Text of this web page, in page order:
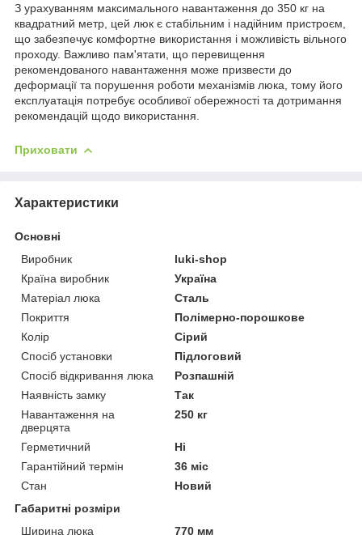
З урахуванням максимального навантаження до 350 кг на
квадратний метр, цей люк є стабільним і надійним пристроєм,
що забезпечує комфортне використання і можливість вільного
проходу. Важливо пам'ятати, що перевищення
рекомендованого навантаження може призвести до
деформації та порушення роботи механізмів люка, тому його
експлуатація потребує особливої обережності та дотримання
рекомендацій щодо використання.
Приховати
Характеристики
Основні
Виробник
luki-shop
Країна виробник
Україна
Матеріал люка
Сталь
Покриття
Полімерно-порошкове
Колір
Сірий
Спосіб установки
Підлоговий
Спосіб відкривання люка
Розпашній
Наявність замку
Так
Навантаження на
дверцята
250 кг
Герметичний
Ні
Гарантійний термін
36 міс
Стан
Новий
Габаритні розміри
Ширина люка
770 мм